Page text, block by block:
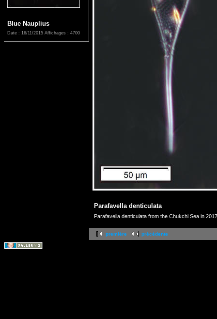
Blue Nauplius
Date : 16/11/2015 Affichages : 4700
Parafavella denticulata
Parafavella denticulata from the Chukchi Sea in
première précédente